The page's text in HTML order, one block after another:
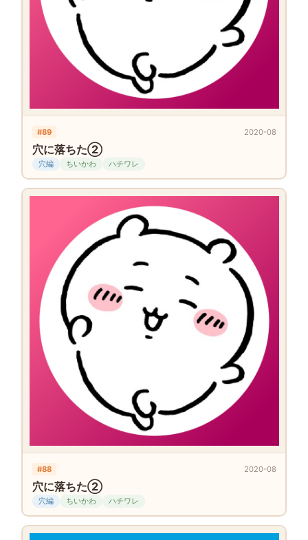
#89 2020-08
穴に落ちた②
穴編 ちいかわ ハチワレ
#88 2020-08
穴に落ちた②
穴編 ちいかわ ハチワレ